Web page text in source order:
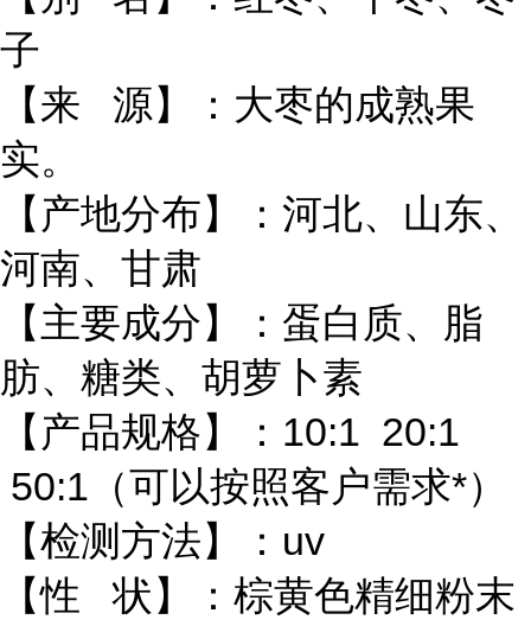
子
【来 源】：大枣的成熟果
实。
【产地分布】：河北、山东、
河南、甘肃
【主要成分】：蛋白质、脂
肪、糖类、胡萝卜素
【产品规格】：10:1 20:1
50:1（可以按照客户需求*）
【检测方法】：uv
【性 状】：棕黄色精细粉末